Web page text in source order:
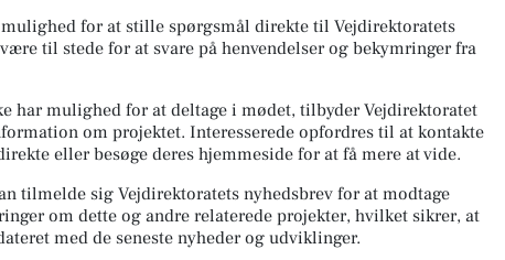
for at stille spørgsmål direkte til Vejdirektoratets
til stede for at svare på henvendelser og bekymringer fra
har mulighed for at deltage i mødet, tilbyder Vejdirektoratet
om projektet. Interesserede opfordres til at kontakte
eller besøge deres hjemmeside for at få mere at vide.
tilmelde sig Vejdirektoratets nyhedsbrev for at modtage
om dette og andre relaterede projekter, hvilket sikrer, at
med de seneste nyheder og udviklinger.